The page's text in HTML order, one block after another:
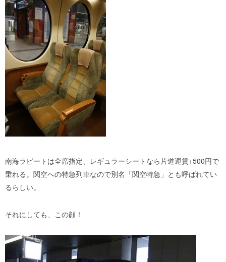
南海ラピートは全席指定、レギュラーシートなら片道運賃+500円で
乗れる。関空への特急列車なので別名「関空特急」とも呼ばれてい
るらしい。
それにしても、この顔！